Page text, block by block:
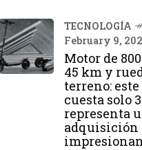
TECNOLOGÍA
February 9,
Motor de
45 km y
terreno:
cuesta solo
representa
adquisición